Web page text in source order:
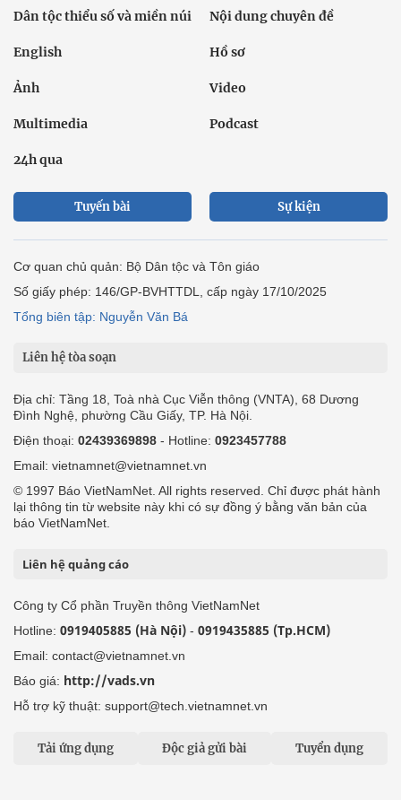
Dân tộc thiểu số và miền núi Nội dung chuyên đề
English Hồ sơ
Ảnh Video
Multimedia Podcast
24h qua
Tuyến bài Sự kiện
Cơ quan chủ quản: Bộ Dân tộc và Tôn giáo
Số giấy phép: 146/GP-BVHTTDL, cấp ngày 17/10/2025
Tổng biên tập: Nguyễn Văn Bá
Liên hệ tòa soạn
Địa chỉ: Tầng 18, Toà nhà Cục Viễn thông (VNTA), 68 Dương
Đình Nghệ, phường Cầu Giấy, TP. Hà Nội.
Điện thoại: 02439369898 - Hotline: 0923457788
Email: vietnamnet@vietnamnet.vn
© 1997 Báo VietNamNet. All rights reserved. Chỉ được phát hành
lại thông tin từ website này khi có sự đồng ý bằng văn bản của
báo VietNamNet.
Liên hệ quảng cáo
Công ty Cổ phần Truyền thông VietNamNet
Hotline: 0919405885 (Hà Nội) - 0919435885 (Tp.HCM)
Email: contact@vietnamnet.vn
Báo giá: http://vads.vn
Hỗ trợ kỹ thuật: support@tech.vietnamnet.vn
Tải ứng dụng Độc giả gửi bài Tuyển dụng